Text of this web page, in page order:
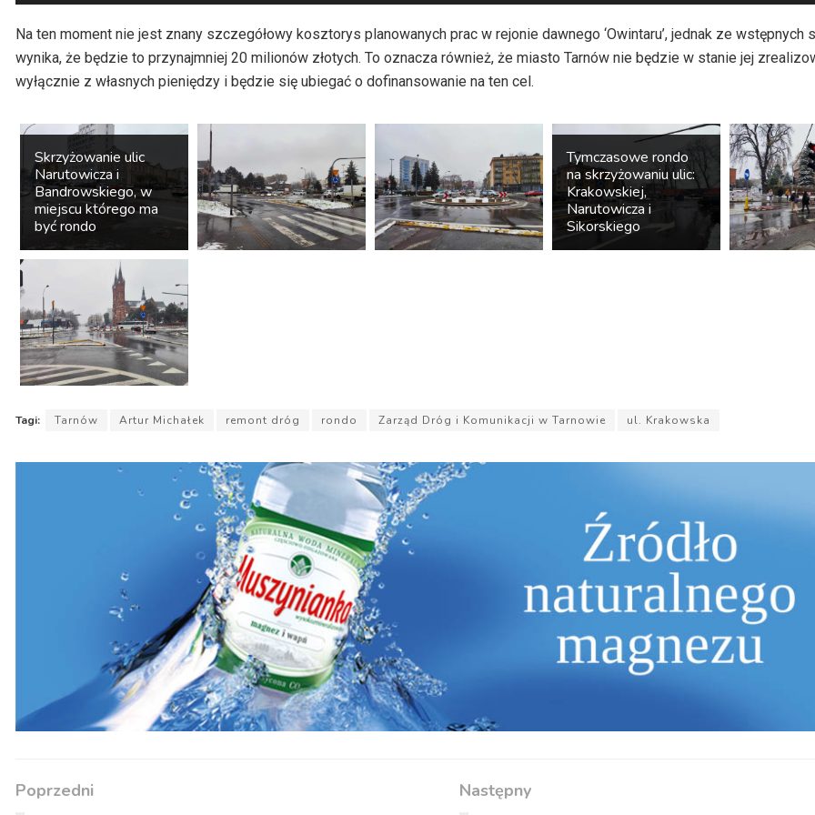
dźwiękowych
Na ten moment nie jest znany szczegółowy kosztorys planowanych prac w rejonie dawnego ‘Owintaru’, jednak ze wstępnych
wynika, że będzie to przynajmniej 20 milionów złotych. To oznacza również, że miasto Tarnów nie będzie w stanie jej
wyłącznie z własnych pieniędzy i będzie się ubiegać o dofinansowanie na ten cel.
Skrzyżowanie ulic
Narutowicza i
Bandrowskiego, w
miejscu którego ma
być rondo
Tymczasowe rondo
na skrzyżowaniu ulic:
Krakowskiej,
Narutowicza i
Sikorskiego
Tagi: Tarnów Artur Michałek remont dróg rondo Zarząd Dróg i Komunikacji w Tarnowie ul. Krakowska
Poprzedni Następny